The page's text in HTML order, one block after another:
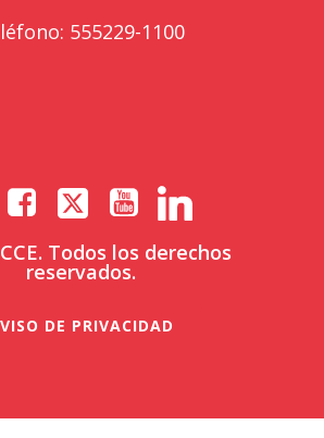
555229-1100
Todos los derechos
reservados.
DE PRIVACIDAD